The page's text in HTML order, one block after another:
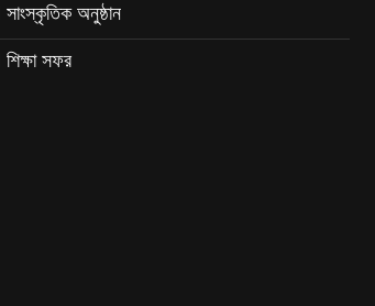
সাংস্কৃতিক অনুষ্ঠান
শিক্ষা সফর